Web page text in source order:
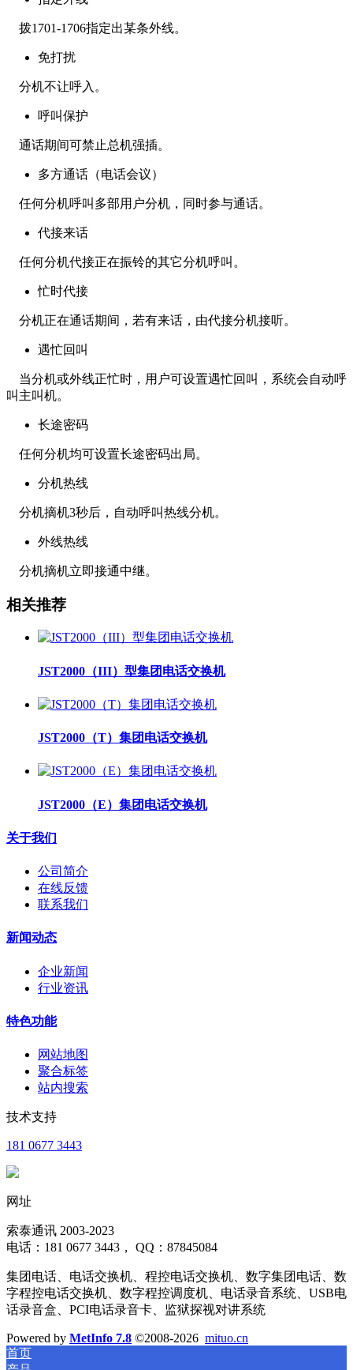
拨1701-1706指定出某条外线。
免打扰
分机不让呼入。
呼叫保护
通话期间可禁止总机强插。
多方通话（电话会议）
任何分机呼叫多部用户分机，同时参与通话。
代接来话
任何分机代接正在振铃的其它分机呼叫。
忙时代接
分机正在通话期间，若有来话，由代接分机接听。
遇忙回叫
当分机或外线正忙时，用户可设置遇忙回叫，系统会自动呼
叫主叫机。
长途密码
任何分机均可设置长途密码出局。
分机热线
分机摘机3秒后，自动呼叫热线分机。
外线热线
分机摘机立即接通中继。
相关推荐
JST2000（III）型集团电话交换机
JST2000（T）集团电话交换机
JST2000（E）集团电话交换机
关于我们
公司简介
在线反馈
联系我们
新闻动态
企业新闻
行业资讯
特色功能
网站地图
聚合标签
站内搜索
技术支持
181 0677 3443
网址
索泰通讯 2003-2023
电话：181 0677 3443， QQ：87845084
集团电话、电话交换机、程控电话交换机、数字集团电话、数
字程控电话交换机、数字程控调度机、电话录音系统、USB电
话录音盒、PCI电话录音卡、监狱探视对讲系统
Powered by MetInfo 7.8 ©2008-2026 mituo.cn
首页